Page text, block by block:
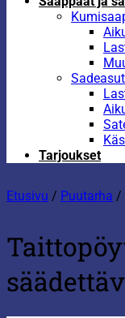
Sadeasut
Tarjoukset
Etusivu / Puutarha /